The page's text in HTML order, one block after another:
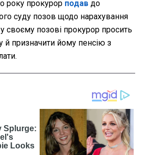
року прокурор подав до
суду позов щодо нарахування
своєму позові прокурор просить
й призначити йому пенсію з